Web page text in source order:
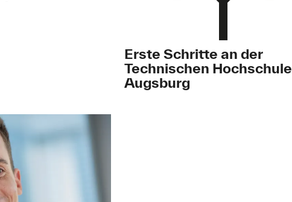
Erste Schritte an der
Technischen Hochschule
Augsburg